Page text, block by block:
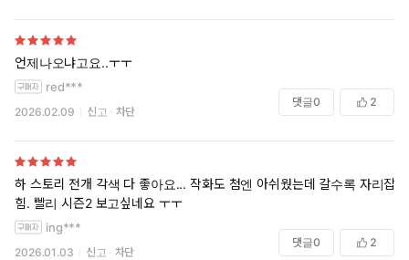
언제나오냐고요..ㅜㅜ
red***
2026.02.09 신고 차단
댓글0 2
하 스토리 전개 각색 다 좋아요... 작화도 첨엔 아쉬웠는데 갈수록 자리잡
힘. 빨리 시즌2 보고싶네요 ㅜㅜ
ing***
2026.01.03 신고 차단
댓글0 2